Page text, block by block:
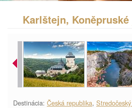
Karlštejn,
Destinácia: Česká republika,